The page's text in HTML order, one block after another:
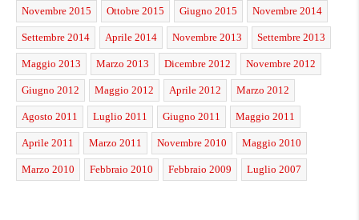
Novembre 2015 Ottobre 2015 Giugno 2015 Novembre 2014
Settembre 2014 Aprile 2014 Novembre 2013 Settembre 2013
Maggio 2013 Marzo 2013 Dicembre 2012 Novembre 2012
Giugno 2012 Maggio 2012 Aprile 2012 Marzo 2012
Agosto 2011 Luglio 2011 Giugno 2011 Maggio 2011
Aprile 2011 Marzo 2011 Novembre 2010 Maggio 2010
Marzo 2010 Febbraio 2010 Febbraio 2009 Luglio 2007